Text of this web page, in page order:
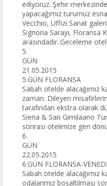
ediyoruz. Şehir
yapacağımız turumuz
Vecchio, Uffizi Sanat
Signoria Sarayı, Floransa
arasındadır..Geceleme
5.
GÜN
21.05.2015
5.GÜN FLORANSA
Sabah otelde alacağımız
zaman. Dileyen
tarafından ekstra olarak
Siena & San Gimilaano
sonrası otelimize geri
6.
GÜN
22.05.2015
6.GÜN FLORANSA-
Sabah otelde alacağımız
odalarımız boşaltılması